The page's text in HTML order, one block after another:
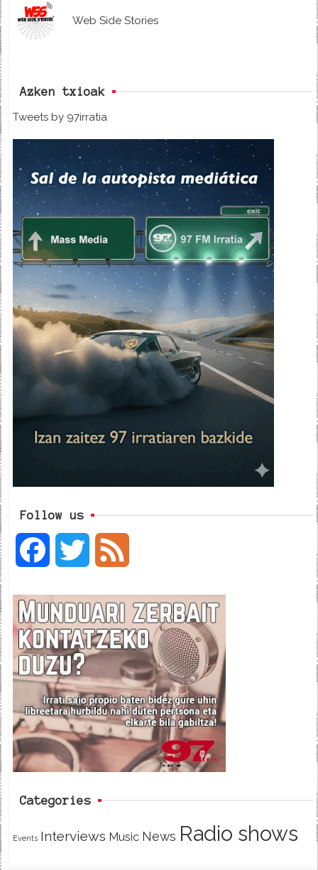
Web Side Stories
Azken txioak
Tweets by 97irratia
Follow us
c
e
b
o
o
i
t
t
e
e
d
Categories
Events Interviews Music News Radio shows